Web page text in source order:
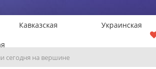
Кавказская Украинская
сегодня на вершине